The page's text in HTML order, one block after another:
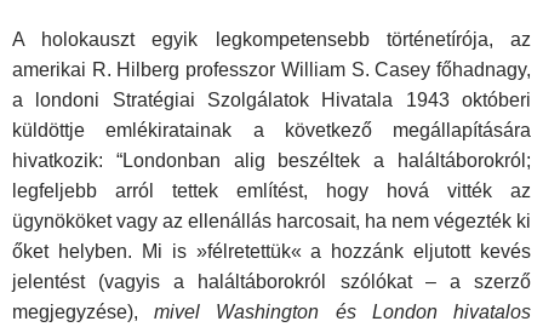
A holokauszt egyik legkompetensebb történetírója, az
amerikai R. Hilberg professzor William S. Casey főhadnagy,
a londoni Stratégiai Szolgálatok Hivatala 1943 októberi
küldöttje emlékiratainak a következő megállapítására
hivatkozik: “Londonban alig beszéltek a haláltáborokról;
legfeljebb arról tettek említést, hogy hová vitték az
ügynököket vagy az ellenállás harcosait, ha nem végezték ki
őket helyben. Mi is »félretettük« a hozzánk eljutott kevés
jelentést (vagyis a haláltáborokról szólókat – a szerző
megjegyzése),mivel Washington és London hivatalos